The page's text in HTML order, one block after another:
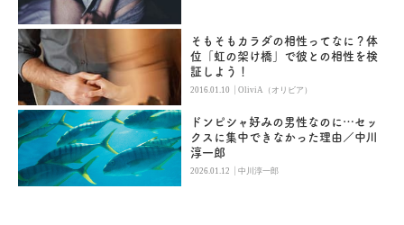
そもそもカラダの相性ってなに？体
位「虹の架け橋」で彼との相性を検
証しよう！
2016.01.10 |OliviA（オリビア）
ドンピシャ好みの男性なのに…セッ
クスに集中できなかった理由／中川
淳一郎
2026.01.12 |中川淳一郎